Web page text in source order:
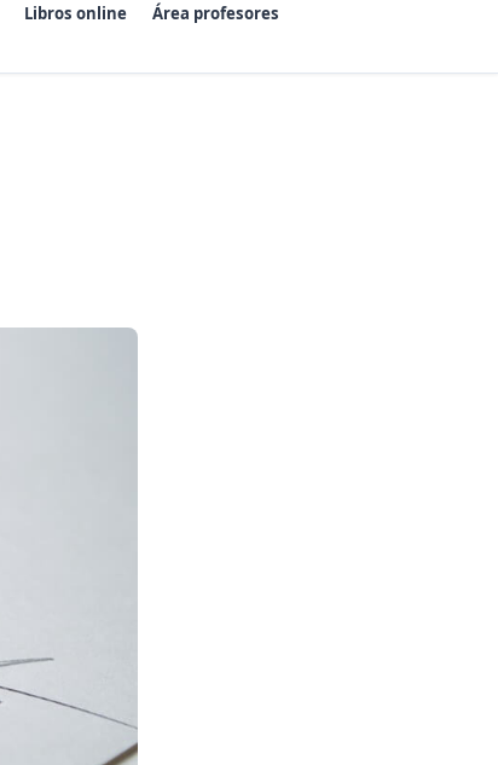
Libros online Área profesores